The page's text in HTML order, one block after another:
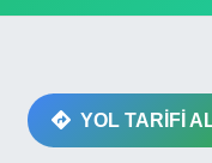
YOL TARİFİ